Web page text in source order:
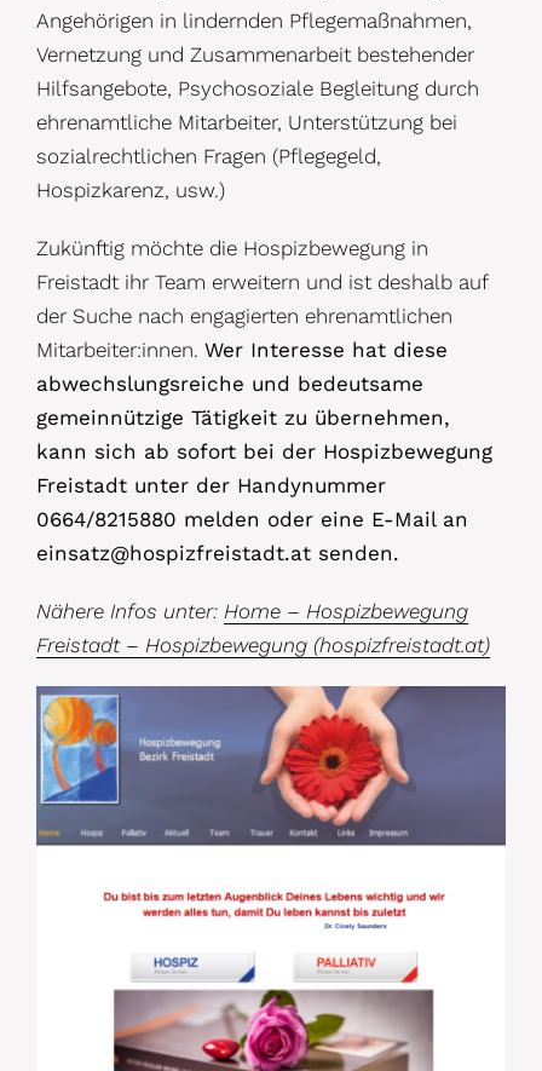
Angehörigen in lindernden Pflegemaßnahmen,
Vernetzung und Zusammenarbeit bestehender
Hilfsangebote, Psychosoziale Begleitung durch
ehrenamtliche Mitarbeiter, Unterstützung bei
sozialrechtlichen Fragen (Pflegegeld,
Hospizkarenz, usw.)
Zukünftig möchte die Hospizbewegung in
Freistadt ihr Team erweitern und ist deshalb auf
der Suche nach engagierten ehrenamtlichen
Mitarbeiter:innen. Wer Interesse hat diese
abwechslungsreiche und bedeutsame
gemeinnützige Tätigkeit zu übernehmen,
kann sich ab sofort bei der Hospizbewegung
Freistadt unter der Handynummer
0664/8215880 melden oder eine E-Mail an
einsatz@hospizfreistadt.at senden.
Nähere Infos unter: Home – Hospizbewegung
Freistadt – Hospizbewegung (hospizfreistadt.at)